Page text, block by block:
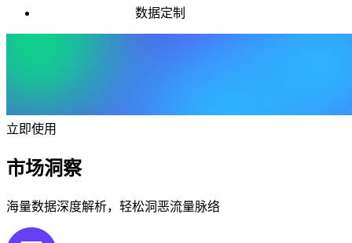
数据定制
立即使用
市场洞察
海量数据深度解析，轻松洞恶流量脉络